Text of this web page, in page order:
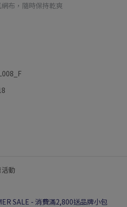
布，隨時保持乾爽
動
SALE - 消費滿2,800送品牌小包